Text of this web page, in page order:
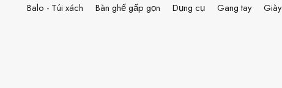
Balo - Túi xách Bàn ghế gấp gọn Dụng cụ Gang tay